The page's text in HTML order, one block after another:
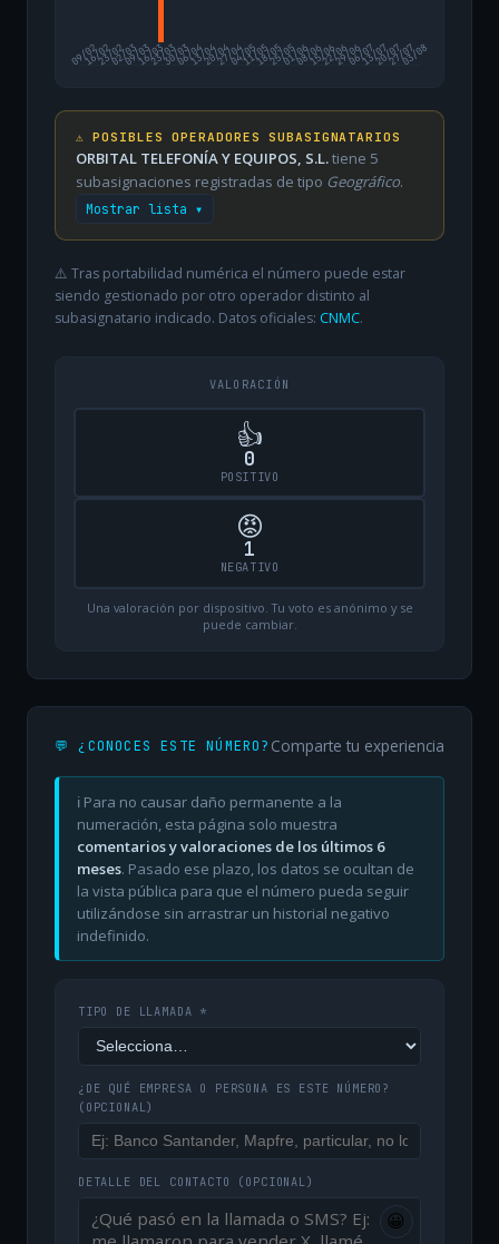
09/02
16/0223/0202/0309/0316/0323/0330/0306/0413/0420/0427/0404/0511/0518/0525/0501/0608/0615/0622/0629/0606/0713/0720/0727/07
03/08
⚠️ POSIBLES OPERADORES SUBASIGNATARIOS
ORBITAL TELEFONÍA Y EQUIPOS, S.L.tiene 5
subasignaciones registradas de tipo Geográfico.
Mostrar lista ▾
⚠️ Tras portabilidad numérica el número puede estar
siendo gestionado por otro operador distinto al
subasignatario indicado. Datos oficiales: CNMC.
VALORACIÓN
👍
0
POSITIVO
😡
1
NEGATIVO
Una valoración por dispositivo. Tu voto es anónimo y se
puede cambiar.
💬 ¿CONOCES ESTE NÚMERO? Comparte tu experiencia
ℹ️ Para no causar daño permanente a la
numeración, esta página solo muestra
comentarios y valoraciones de los últimos 6
meses. Pasado ese plazo, los datos se ocultan de
la vista pública para que el número pueda seguir
utilizándose sin arrastrar un historial negativo
indefinido.
TIPO DE LLAMADA *
¿DE QUÉ EMPRESA O PERSONA ES ESTE NÚMERO?
(OPCIONAL)
DETALLE DEL CONTACTO (OPCIONAL)
😀